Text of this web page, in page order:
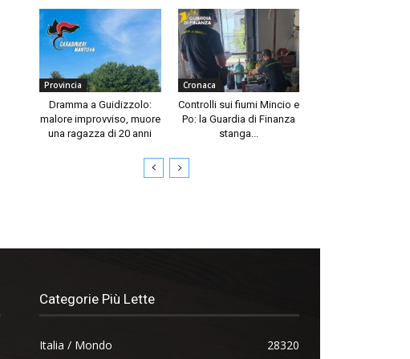
Provincia
Dramma a Guidizzolo:
malore improvviso, muore
una ragazza di 20 anni
Cronaca
Controlli sui fiumi Mincio e
Po: la Guardia di Finanza
stanga...
Categorie Più Lette
Italia / Mondo 28320